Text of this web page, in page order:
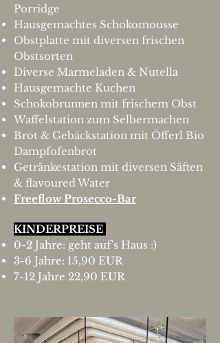
Porridge
Hausgemachtes Schokomousse
Obstplatte mit diversen frischen
Obstsorten
Diverse Marmeladen & Nutella
Hausgemachte Kuchen
Schokobrunnen mit frischem Obst
Waffelstation zum Selbermachen
Brot & Gebäckstation mit Öfferl Bio
Dampfofenbrot
Getränkestation mit diversen Säften
& flavoured Water
Freeflow Prosecco-Bar
KINDERPREISE
0-2 Jahre: geht auf's Haus :)
3-6 Jahre: 15,90 EUR
7-12 Jahre 22,90 EUR